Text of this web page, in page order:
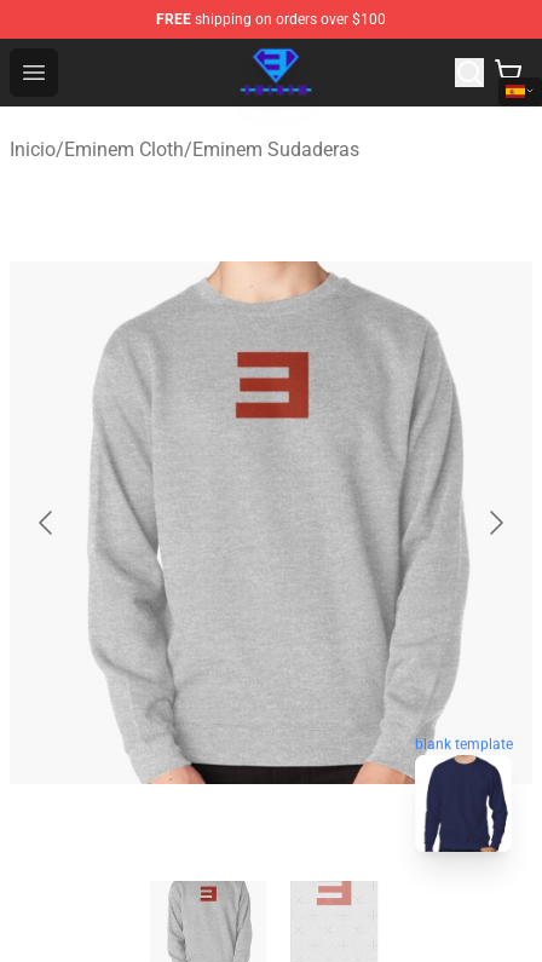
FREE shipping on orders over $100
Open menu
Eminem Store - Official Eminem Merchandise Shop
Inicio/Eminem Cloth/Eminem Sudaderas
blank template